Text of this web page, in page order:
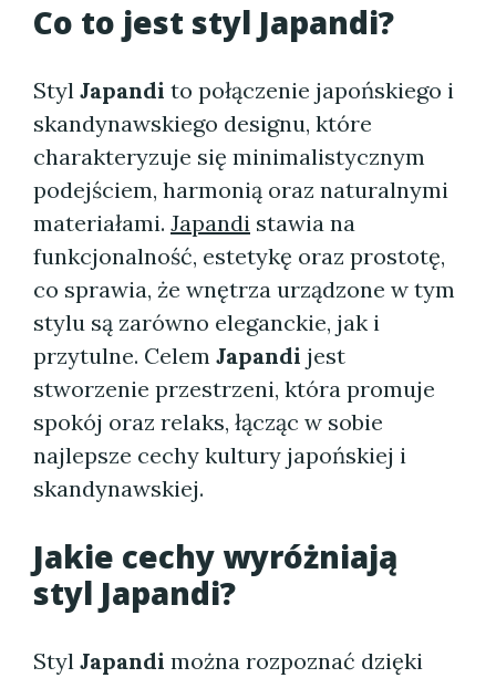
Co to jest styl Japandi?
Styl Japandi to połączenie japońskiego i
skandynawskiego designu, które
charakteryzuje się minimalistycznym
podejściem, harmonią oraz naturalnymi
materiałami. Japandi stawia na
funkcjonalność, estetykę oraz prostotę,
co sprawia, że wnętrza urządzone w tym
stylu są zarówno eleganckie, jak i
przytulne. Celem Japandi jest
stworzenie przestrzeni, która promuje
spokój oraz relaks, łącząc w sobie
najlepsze cechy kultury japońskiej i
skandynawskiej.
Jakie cechy wyróżniają
styl Japandi?
Styl Japandi można rozpoznać dzięki